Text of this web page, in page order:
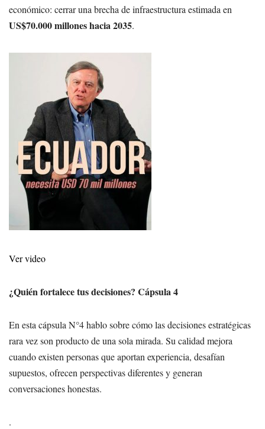
económico: cerrar una brecha de infraestructura estimada en
US$70.000 millones hacia 2035.
Ver video
¿Quién fortalece tus decisiones? Cápsula 4
En esta cápsula N°4 hablo sobre cómo las decisiones estratégicas
rara vez son producto de una sola mirada. Su calidad mejora
cuando existen personas que aportan experiencia, desafían
supuestos, ofrecen perspectivas diferentes y generan
conversaciones honestas.
.